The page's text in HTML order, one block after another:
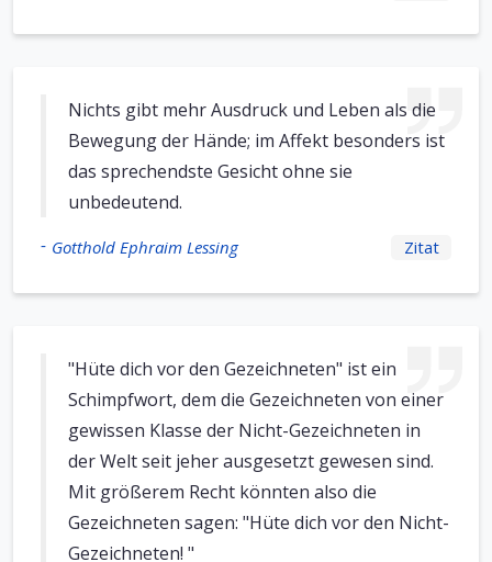
Nichts gibt mehr Ausdruck und Leben als die
Bewegung der Hände; im Affekt besonders ist
das sprechendste Gesicht ohne sie
unbedeutend.
- Gotthold Ephraim Lessing Zitat
"Hüte dich vor den Gezeichneten" ist ein
Schimpfwort, dem die Gezeichneten von einer
gewissen Klasse der Nicht-Gezeichneten in
der Welt seit jeher ausgesetzt gewesen sind.
Mit größerem Recht könnten also die
Gezeichneten sagen: "Hüte dich vor den Nicht-
Gezeichneten! "